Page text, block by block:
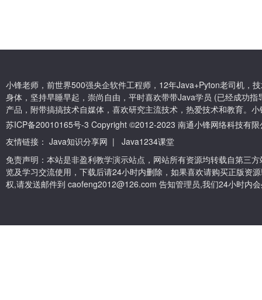
小锋老师，前世界500强央企软件工程师，12年Java+Pyton老司机，
身体，坚持早睡早起，崇尚自由，平时喜欢带带Java学员 (已经成功
产品，附带搞搞技术自媒体，喜欢研究主流技术，热爱技术和教育。
苏ICP备20010165号-3 Copyright ©2012-2023 南通小锋网络科技有限
友情链接： Java知识分享网 |
Java1234课堂
免责声明：本站是非盈利教学演示站点，网站所有资源均转载自第三
览及学习交流使用，下载后请24小时内删除，如果喜欢请购买正版资
权,请发送邮件到 caofeng2012@126.com 告知管理员,我们24小时内